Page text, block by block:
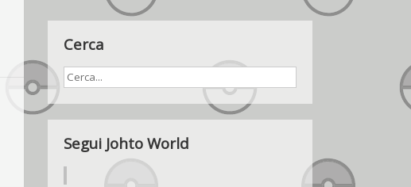
Cerca
Segui Johto World